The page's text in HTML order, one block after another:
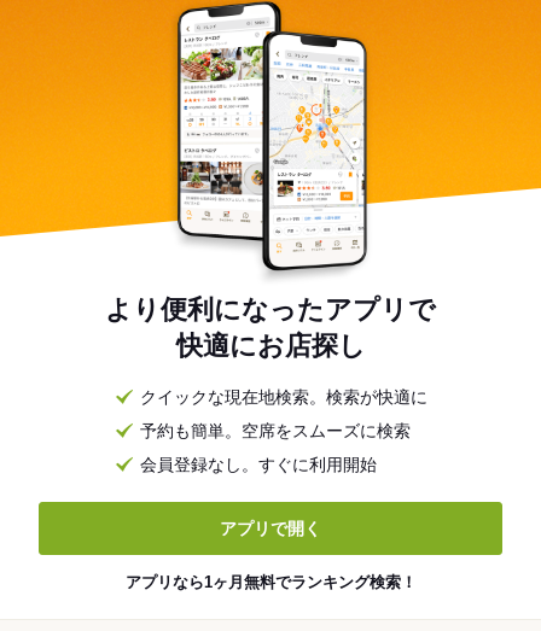
より便利になったアプリで
快適にお店探し
クイックな現在地検索。検索が快適に
予約も簡単。空席をスムーズに検索
会員登録なし。すぐに利用開始
アプリで開く
アプリなら1ヶ月無料でランキング検索！